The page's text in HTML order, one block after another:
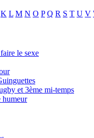
K L M N O P Q R S T U V
le sexe
et 3ème mi-temps
humeur